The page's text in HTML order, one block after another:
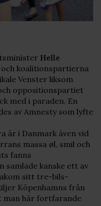
Helle
och koalitionspartierna
Venster liksom
oppositionspartiet
med i paraden. En
av Amnesty som lyfte
är i Danmark även vid
massa øl, smil och
fanns
samlade kanske ett av
sitt tre-bils-
Köpenhamns från
man här fortfarande